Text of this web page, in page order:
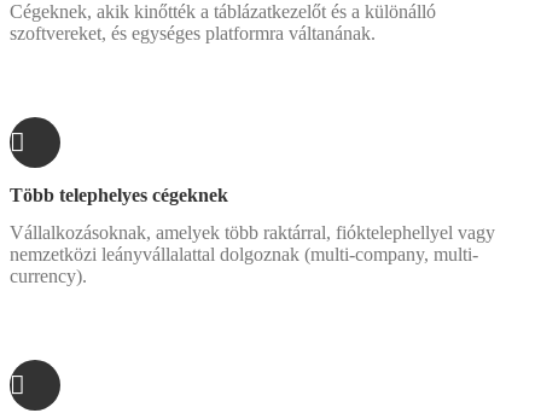
Cégeknek, akik kinőtték a táblázatkezelőt és a különálló
szoftvereket, és egységes platformra váltanának.
Több telephelyes cégeknek
Vállalkozásoknak, amelyek több raktárral, fióktelephellyel vagy
nemzetközi leányvállalattal dolgoznak (multi-company, multi-
currency).